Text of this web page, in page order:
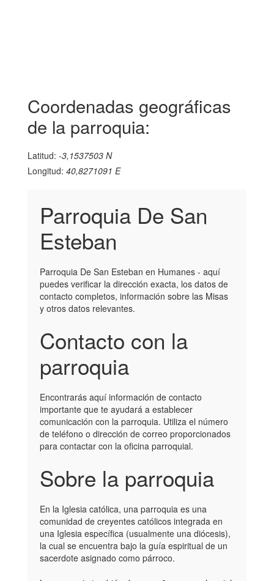
Coordenadas geográficas
de la parroquia:
Latitud: -3,1537503 N
Longitud: 40,8271091 E
Parroquia De San
Esteban
Parroquia De San Esteban en Humanes - aquí
puedes verificar la dirección exacta, los datos de
contacto completos, información sobre las Misas
y otros datos relevantes.
Contacto con la
parroquia
Encontrarás aquí información de contacto
importante que te ayudará a establecer
comunicación con la parroquia. Utiliza el número
de teléfono o dirección de correo proporcionados
para contactar con la oficina parroquial.
Sobre la parroquia
En la Iglesia católica, una parroquia es una
comunidad de creyentes católicos integrada en
una Iglesia específica (usualmente una diócesis),
la cual se encuentra bajo la guía espiritual de un
sacerdote asignado como párroco.